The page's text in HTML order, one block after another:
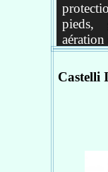
pieds,
bande
ces
Castelli